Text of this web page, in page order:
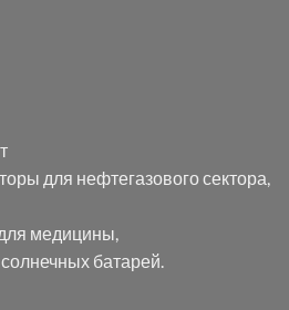
для нефтегазового сектора,
медицины,
батарей.